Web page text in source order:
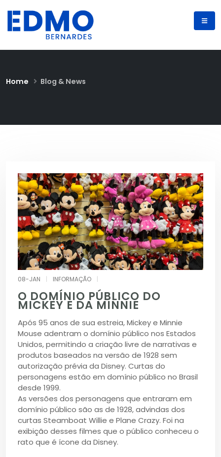
Home Blog & News
08-JAN INFORMAÇÃO
O DOMÍNIO PÚBLICO DO
MICKEY E DA MINNIE
Após 95 anos de sua estreia, Mickey e Minnie
Mouse adentram o domínio público nos Estados
Unidos, permitindo a criação livre de narrativas e
produtos baseados na versão de 1928 sem
autorização prévia da Disney. Curtas do
personagens estão em domínio público no Brasil
desde 1999.
As versões dos personagens que entraram em
domínio público são as de 1928, advindas dos
curtas Steamboat Willie e Plane Crazy. Foi na
exibição desses filmes que o público conheceu o
rato que é ícone da Disney.